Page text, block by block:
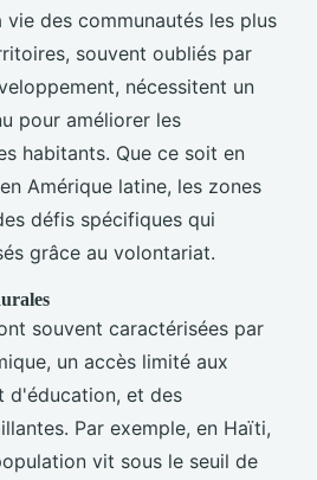
des communautés les plus
souvent oubliés par
nécessitent un
pour améliorer les
habitants. Que ce soit en
Amérique latine, les zones
défis spécifiques qui
grâce au volontariat.
souvent caractérisées par
un accès limité aux
d'éducation, et des
Par exemple, en Haïti,
vit sous le seuil de